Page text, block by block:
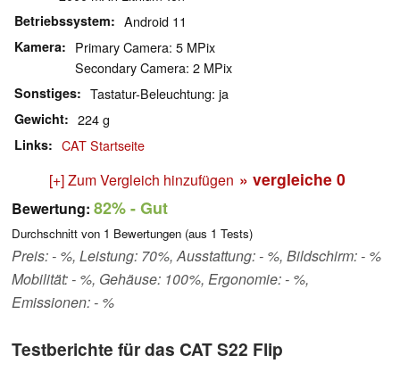
Betriebssystem Android 11
Kamera
Primary Camera: 5 MPix
Secondary Camera: 2 MPix
Sonstiges Tastatur-Beleuchtung: ja
Gewicht 224 g
Links CAT Startseite
[+] Zum Vergleich hinzufügen » vergleiche 0
Bewertung: 82%- Gut
Durchschnitt von 1 Bewertungen (aus 1 Tests)
Preis: - %, Leistung: 70%, Ausstattung: - %, Bildschirm: - %
Mobilität: - %, Gehäuse: 100%, Ergonomie: - %,
Emissionen: - %
Testberichte für das CAT S22 Flip